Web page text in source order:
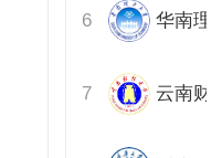
云南财